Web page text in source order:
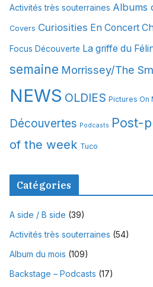
v
e
Activités très souterraines Albums
Covers Curiosities En Concert
Focus Découverte La griffe du
semaine Morrissey/The
NEWS OLDIES Pictures On
Découvertes Podcasts Post-
of the week Tuco
Catégories
A side / B side (39)
Activités très souterraines (54)
Album du mois (109)
Backstage – Podcasts (17)